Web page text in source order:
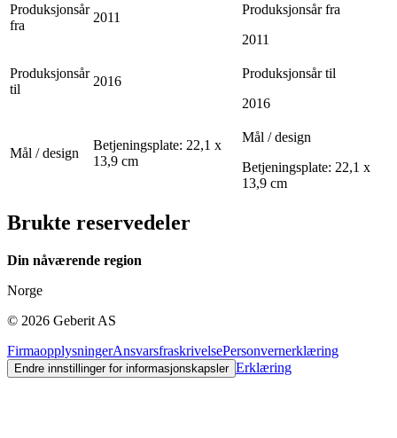
Produksjonsår
fra
2011
Produksjonsår fra
2011
Produksjonsår
til
2016
Produksjonsår til
2016
Mål / design
Betjeningsplate: 22,1 x
13,9 cm
Mål / design
Betjeningsplate: 22,1 x
13,9 cm
Brukte reservedeler
Din nåværende region
Norge
© 2026 Geberit AS
FirmaopplysningerAnsvarsfraskrivelsePersonvernerklæring
Endre innstillinger for informasjonskapsler Erklæring